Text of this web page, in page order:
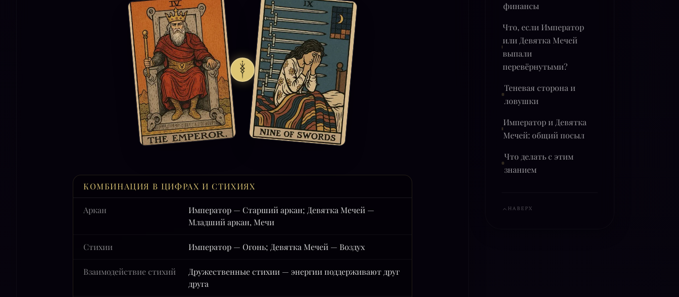
КОМБИНАЦИЯ В ЦИФРАХ И СТИХИЯХ
Аркан
Император — Старший аркан; Девятка Мечей —
Младший аркан, Мечи
Стихии Император — Огонь; Девятка Мечей — Воздух
Взаимодействие стихий
Дружественные стихии — энергии поддерживают друг
друга
финансы
Что, если Император
или Девятка Мечей
выпали
перевёрнутыми?
Теневая сторона и
ловушки
Император и Девятка
Мечей: общий посыл
Что делать с этим
знанием
НАВЕРХ